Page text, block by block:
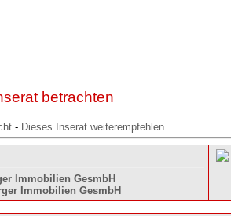
betrachten
- Dieses Inserat weiterempfehlen
Immobilien GesmbH
Immobilien GesmbH